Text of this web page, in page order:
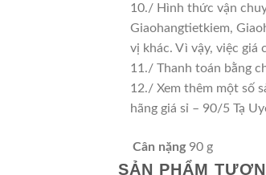
10./ Hình thức vận
Giaohangtietkiem,
vị khác. Vì vậy, việc giá
11./ Thanh toán bằng
12./ Xem thêm một số
hãng giá sỉ – 90/5 Tạ
Cân nặng 90 g
SẢN PHẨM